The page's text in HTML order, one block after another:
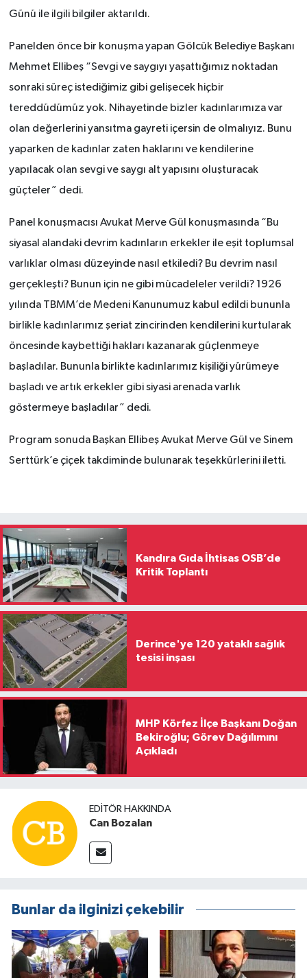
Günü ile ilgili bilgiler aktarıldı.
Panelden önce bir konuşma yapan Gölcük Belediye Başkanı
Mehmet Ellibeş “Sevgi ve saygıyı yaşattığımız noktadan
sonraki süreç istediğimiz gibi gelişecek hiçbir
tereddüdümüz yok. Nihayetinde bizler kadınlarımıza var
olan değerlerini yansıtma gayreti içersin de olmalıyız. Bunu
yaparken de kadınlar zaten haklarını ve kendilerine
yapılacak olan sevgi ve saygı alt yapısını oluşturacak
güçteler” dedi.
Panel konuşmacısı Avukat Merve Gül konuşmasında “Bu
siyasal alandaki devrim kadınların erkekler ile eşit toplumsal
varlıklar olması düzeyinde nasıl etkiledi? Bu devrim nasıl
gerçekleşti? Bunun için ne gibi mücadeleler verildi? 1926
yılında TBMM’de Medeni Kanunumuz kabul edildi bununla
birlikle kadınlarımız şeriat zincirinden kendilerini kurtularak
öncesinde kaybettiği hakları kazanarak güçlenmeye
başladılar. Bununla birlikte kadınlarımız kişiliği yürümeye
başladı ve artık erkekler gibi siyasi arenada varlık
göstermeye başladılar” dedi.
Program sonuda Başkan Ellibeş Avukat Merve Gül ve Sinem
Serttürk’e çiçek takdiminde bulunarak teşekkürlerini iletti.
Kandıra Gıda İhtisas OSB’de
Kritik Toplantı
Derince'ye 120 yataklı sağlık
tesisi inşası
MHP Körfez İlçe Başkanı Doğan
Bekiroğlu; Görev Dağılımını
Açıkladı
EDITÖR HAKKINDA
Can Bozalan
Bunlar da ilginizi çekebilir